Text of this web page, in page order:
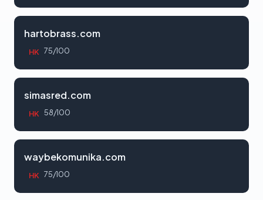
hartobrass.com
HK 75/100
simasred.com
HK 58/100
waybekomunika.com
HK 75/100